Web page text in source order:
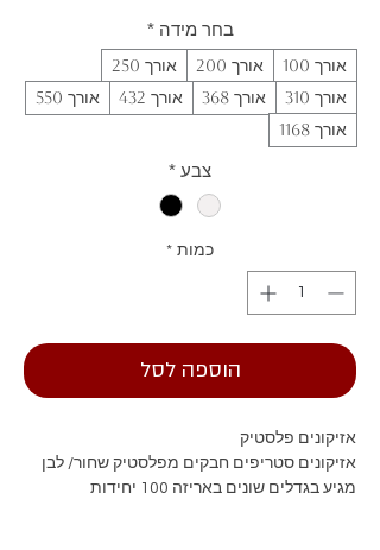
בחר מידה *
אורך 100 אורך 200
אורך 250
אורך 310
אורך 368 אורך 432
אורך 550
אורך 1168
צבע *
כמות *
הוספה לסל
אזיקונים פלסטיק
אזיקונים סטריפים חבקים מפלסטיק שחור/ לבן
מגיע בגדלים שונים באריזה 100 יחידות